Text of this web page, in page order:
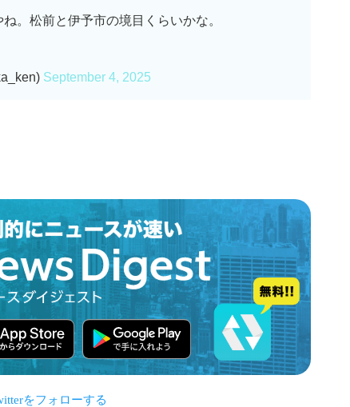
。松前と伊予市の境目くらいかな。
September 4, 2025